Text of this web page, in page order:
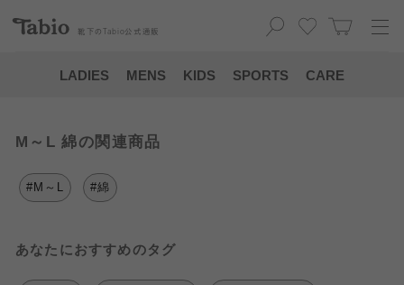
靴下の Tabio 公式通販
LADIES MENS KIDS SPORTS CARE
M～L 綿の関連商品
#M～L #綿
あなたにおすすめのタグ